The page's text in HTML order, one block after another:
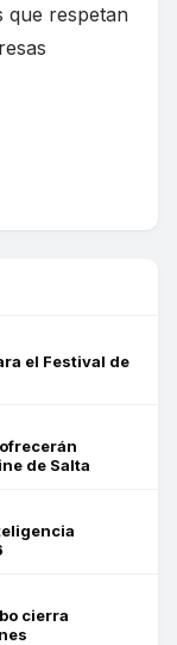
que respetan
el Festival de
de Salta
cierra